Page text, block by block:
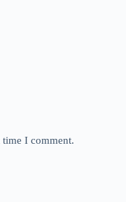
time I comment.